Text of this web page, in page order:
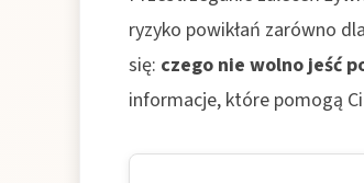
ryzyko powikłań zarówno
się: czego nie wolno jeść
informacje, które pomogą